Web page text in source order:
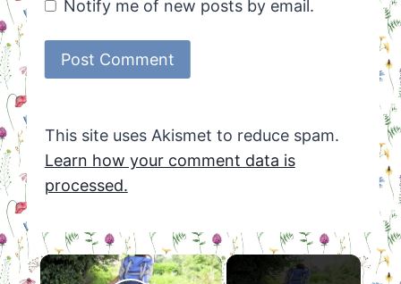
Notify me of new posts by email.
This site uses Akismet to reduce spam.
Learn how your comment data is
processed.
×